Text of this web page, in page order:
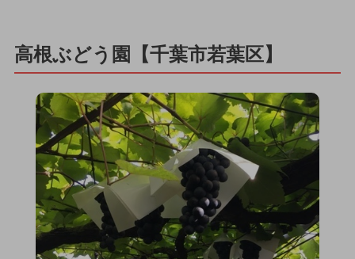
高根ぶどう園【千葉市若葉区】